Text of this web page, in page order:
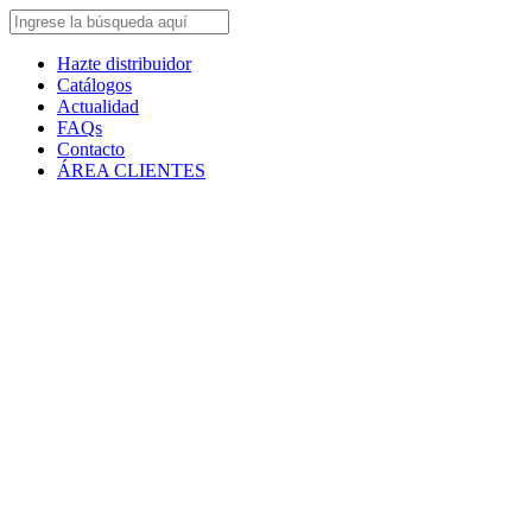
Hazte distribuidor
Catálogos
Actualidad
FAQs
Contacto
ÁREA CLIENTES